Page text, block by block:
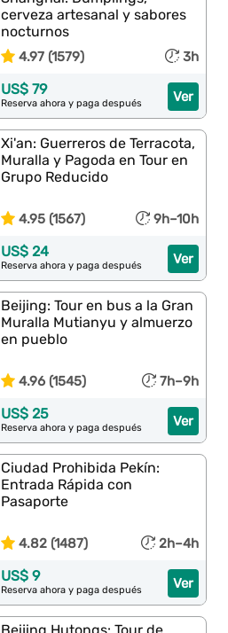
cerveza artesanal y sabores
nocturnos
4.97 (1579) 3h
Ver
US$ 79
Reserva ahora y paga después
Xi'an: Guerreros de Terracota,
Muralla y Pagoda en Tour en
Grupo Reducido
4.95 (1567) 9h–10h
Ver
US$ 24
Reserva ahora y paga después
Beijing: Tour en bus a la Gran
Muralla Mutianyu y almuerzo
en pueblo
4.96 (1545) 7h–9h
Ver
US$ 25
Reserva ahora y paga después
Ciudad Prohibida Pekín:
Entrada Rápida con
Pasaporte
4.82 (1487) 2h–4h
Ver
US$ 9
Reserva ahora y paga después